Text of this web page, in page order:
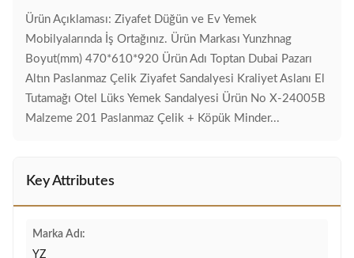
Ürün Açıklaması: Ziyafet Düğün ve Ev Yemek
Mobilyalarında İş Ortağınız. Ürün Markası Yunzhnag
Boyut(mm) 470*610*920 Ürün Adı Toptan Dubai Pazarı
Altın Paslanmaz Çelik Ziyafet Sandalyesi Kraliyet Aslanı El
Tutamağı Otel Lüks Yemek Sandalyesi Ürün No X-24005B
Malzeme 201 Paslanmaz Çelik + Köpük Minder...
Key Attributes
Marka Adı:
YZ